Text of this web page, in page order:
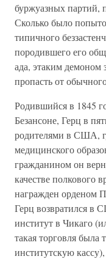
буржуазных партий,
Сколько было
типичного
породившего его
ада, этаким демоном
пропасть от
Родившийся в 1845
Безансоне, Герц в
родителями в США,
медицинского
гражданином он
качестве полкового
награжден орденом
Герц возвратился в
институт в Чикаго
такая торговля
институтскую